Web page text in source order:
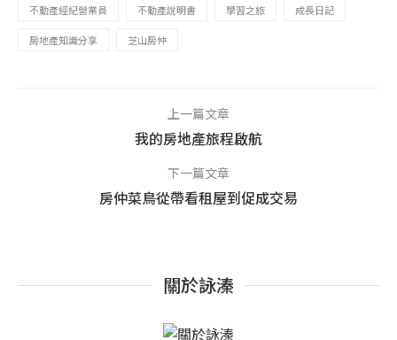
不動產經紀營業員 不動產說明書 學習之旅 成長日記
房地產知識分享 芝山房仲
上一篇文章
我的房地產旅程啟航
下一篇文章
房仲菜鳥從帶看租屋到促成交易
關於詠溱